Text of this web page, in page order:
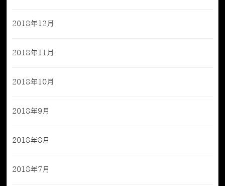
2018年12月
2018年11月
2018年10月
2018年9月
2018年8月
2018年7月